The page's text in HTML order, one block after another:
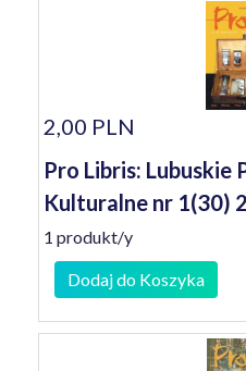
2,00 PLN
Pro Libris: Lubuskie
Kulturalne nr 1(30)
1 produkt/y
Dodaj do Koszyka